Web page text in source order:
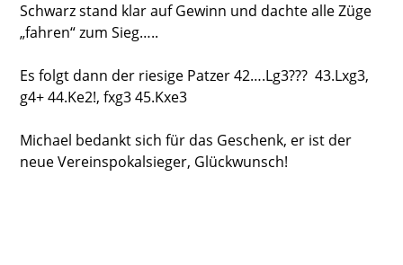
Schwarz stand klar auf Gewinn und dachte alle Züge
„fahren“ zum Sieg…..
Es folgt dann der riesige Patzer 42….Lg3??? 43.Lxg3,
g4+ 44.Ke2!, fxg3 45.Kxe3
Michael bedankt sich für das Geschenk, er ist der
neue Vereinspokalsieger, Glückwunsch!